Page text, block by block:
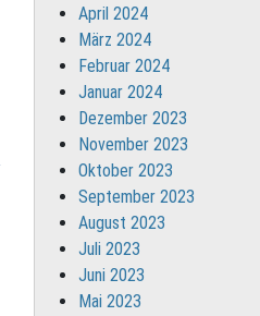
April 2024
März 2024
Februar 2024
Januar 2024
Dezember 2023
November 2023
Oktober 2023
September 2023
August 2023
Juli 2023
Juni 2023
Mai 2023